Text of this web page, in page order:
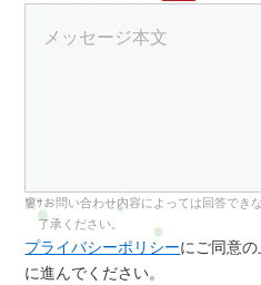
お問い合わせ内容によっては回答でき
了承ください。
プライバシーポリシーにご同意
に進んでください。